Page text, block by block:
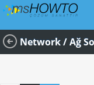
Network / Ağ